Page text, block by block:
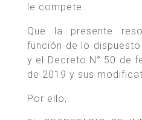
le compete.
Que la presente
función de lo
y el Decreto N° 50 de
de 2019 y sus
Por ello,